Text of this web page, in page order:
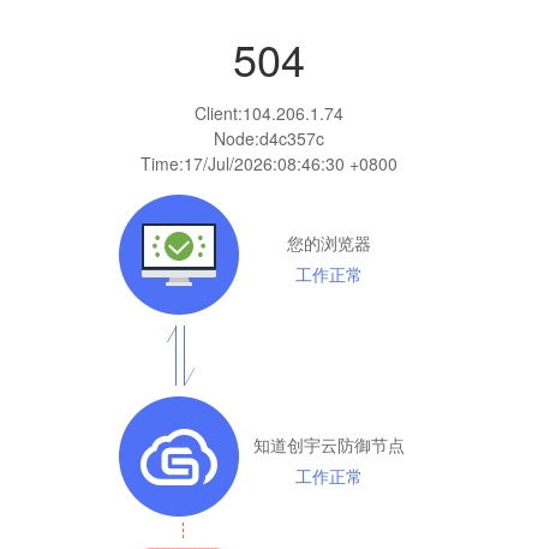
504
Client:104.206.1.74
Node:d4c357c
Time:17/Jul/2026:08:46:30 +0800
您的浏览器
工作正常
知道创宇云防御节点
工作正常